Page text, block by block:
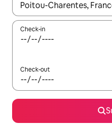
Wenn Ergebnisse
Check-in
Check-out